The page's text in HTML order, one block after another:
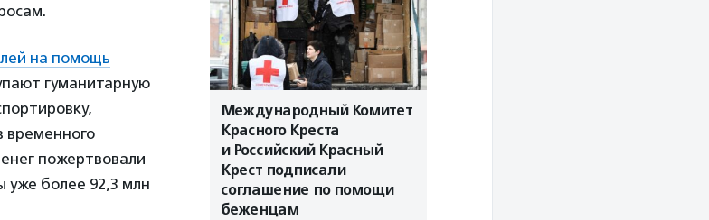
Международный Комитет
Красного Креста
и Российский Красный
Крест подписали
соглашение по помощи
беженцам
на помощь
гуманитарную
временного
пожертвовали
уже более 92,3 млн